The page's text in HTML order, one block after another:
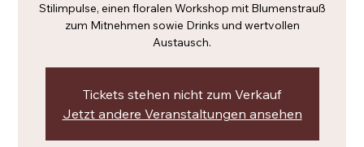
Stilimpulse, einen floralen Workshop mit Blumenstrauß
zum Mitnehmen sowie Drinks und wertvollen
Austausch.
Tickets stehen nicht zum Verkauf
Jetzt andere Veranstaltungen ansehen